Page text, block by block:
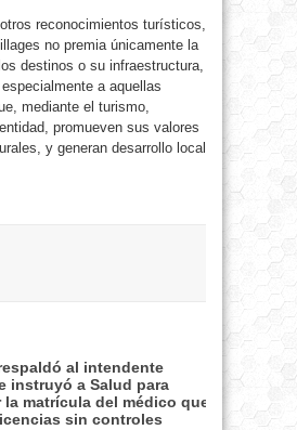
reconocimientos turísticos,
no premia únicamente la
destinos o su infraestructura,
a aquellas
mediante el turismo,
promueven sus valores
y generan desarrollo local
al intendente
instruyó a Salud para
la matrícula del médico que
sin controles